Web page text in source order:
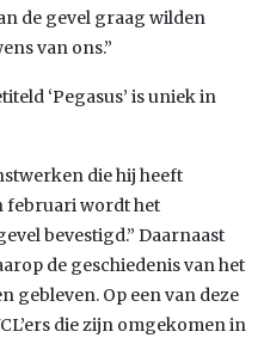
de gevel graag wilden
van ons.”
‘Pegasus’ is uniek in
die hij heeft
februari wordt het
bevestigd.” Daarnaast
de geschiedenis van het
gebleven. Op een van deze
die zijn omgekomen in